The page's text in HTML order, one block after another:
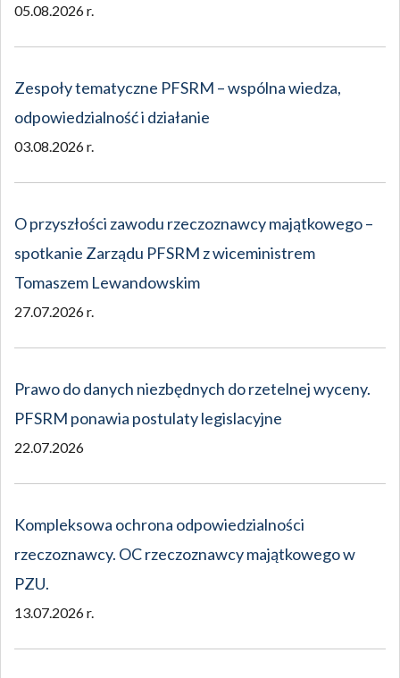
05.08.2026 r.
Zespoły tematyczne PFSRM – wspólna wiedza,
odpowiedzialność i działanie
03.08.2026 r.
O przyszłości zawodu rzeczoznawcy majątkowego –
spotkanie Zarządu PFSRM z wiceministrem
Tomaszem Lewandowskim
27.07.2026 r.
Prawo do danych niezbędnych do rzetelnej wyceny.
PFSRM ponawia postulaty legislacyjne
22.07.2026
Kompleksowa ochrona odpowiedzialności
rzeczoznawcy. OC rzeczoznawcy majątkowego w
PZU.
13.07.2026 r.